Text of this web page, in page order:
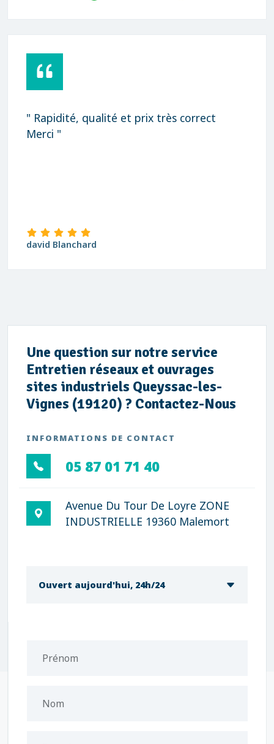
" Rapidité, qualité et prix très correct
Merci "
david Blanchard
Une question sur notre service
Entretien réseaux et ouvrages
sites industriels Queyssac-les-
Vignes (19120) ? Contactez-Nous
INFORMATIONS DE CONTACT
05 87 01 71 40
Avenue Du Tour De Loyre ZONE
INDUSTRIELLE 19360 Malemort
Ouvert aujourd'hui, 24h/24
Prénom
Nom